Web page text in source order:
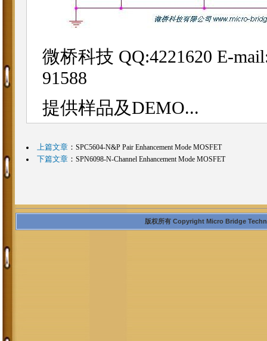
微桥科技 QQ:4221620 E-
91588
提供样品及DEMO...
上篇文章： SPC5604-N&P Pair Enhancement Mode MOSFET
下篇文章： SPN6098-N-Channel Enhancement Mode MOSFET
版权所有 Copyright Micro Bridge